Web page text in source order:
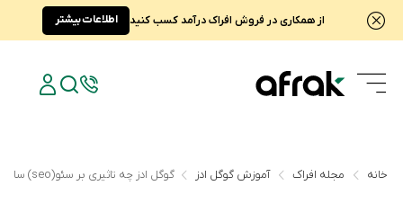
از همکاری در فروش افراک درآمد کسب کنید اطلاعات بیشتر
خانه مجله افراک آموزش گوگل ادز گوگل ادز چه تاثیری بر سئو(seo) سایت دارد؟